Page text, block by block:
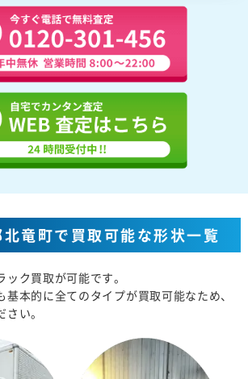
竜町で買取可能な形状一覧
ク買取が可能です。
本的に全てのタイプが買取可能なため、
い。